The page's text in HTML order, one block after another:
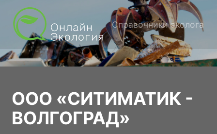
Справочники эколога
ООО «СИТИМАТИК -
ВОЛГОГРАД»